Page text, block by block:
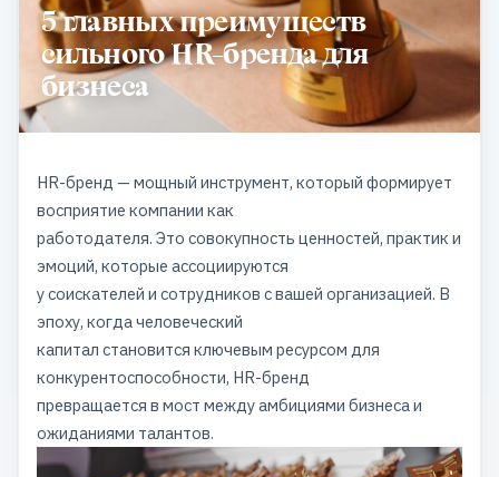
5 главных преимуществ
сильного HR-бренда для
бизнеса
HR-бренд — мощный инструмент, который формирует
восприятие компании как
работодателя. Это совокупность ценностей, практик и
эмоций, которые ассоциируются
у соискателей и сотрудников с вашей организацией. В
эпоху, когда человеческий
капитал становится ключевым ресурсом для
конкурентоспособности, HR-бренд
превращается в мост между амбициями бизнеса и
ожиданиями талантов.